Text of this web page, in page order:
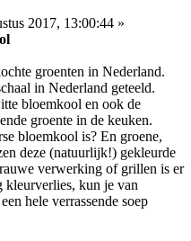
2017, 13:00:44 »
groenten in Nederland.
in Nederland geteeld.
bloemkool en ook de
groente in de keuken.
bloemkool is? En groene,
deze (natuurlijk!) gekleurde
verwerking of grillen is er
kleurverlies, kun je van
hele verrassende soep